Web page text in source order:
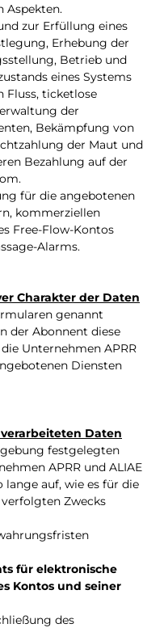
Aspekten.
zur Erfüllung eines
Erhebung der
Betrieb und
eines Systems
Fluss, ticketlose
der
Bekämpfung von
der Maut und
Bezahlung auf der
für die angebotenen
kommerziellen
Free-Flow-Kontos
Alarms.
Charakter der Daten
genannt
der Abonnent diese
Unternehmen APRR
Diensten
Daten
festgelegten
APRR und ALIAE
lange auf, wie es für die
Zwecks
für elektronische
Kontos und seiner
des